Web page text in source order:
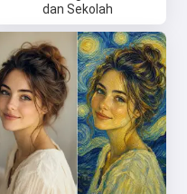
dan Sekolah